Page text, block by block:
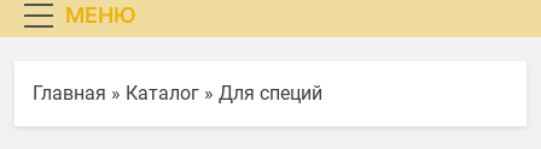
МЕНЮ
Главная » Каталог » Для специй